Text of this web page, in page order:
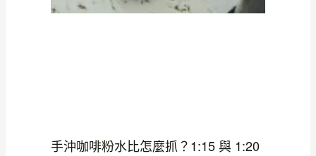
手沖咖啡粉水比怎麼抓？1:15 與 1:20